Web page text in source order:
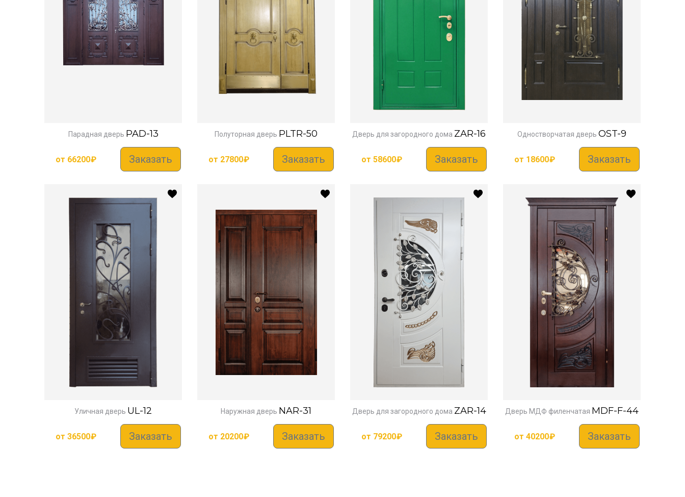
Парадная дверь PAD-13
от 66200₽ Заказать
Полуторная дверь PLTR-50
от 27800₽ Заказать
Дверь для загородного дома ZAR-16
от 58600₽ Заказать
Одностворчатая дверь OST-9
от 18600₽ Заказать
Уличная дверь UL-12
от 36500₽ Заказать
Наружная дверь NAR-31
от 20200₽ Заказать
Дверь для загородного дома ZAR-14
от 79200₽ Заказать
Дверь МДФ филенчатая MDF-F-44
от 40200₽ Заказать